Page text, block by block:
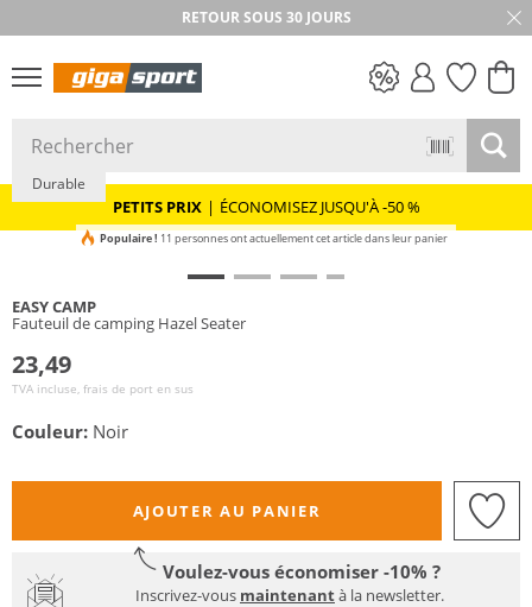
RETOUR SOUS 30 JOURS
PETITS PRIX
PETITS PRIX | ÉCONOMISEZ JUSQU'À -50 %
Durable
Populaire ! 11 personnes ont actuellement cet article dans leur panier
EASY CAMP
Fauteuil de camping Hazel Seater
23,49
TVA incluse, frais de port en sus
Couleur: Noir
AJOUTER AU PANIER
Voulez-vous économiser -10% ?
Inscrivez-vous maintenantà la newsletter.